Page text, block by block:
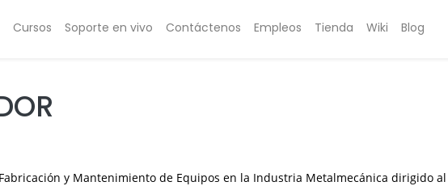
Cursos Soporte en vivo Contáctenos Empleos Tienda Wiki Blog
y Mantenimiento de Equipos en la Industria Metalmecánica dirigido